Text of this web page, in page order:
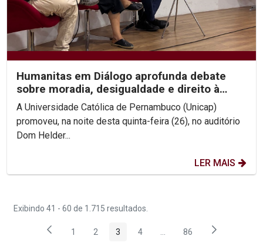
Humanitas em Diálogo aprofunda debate
sobre moradia, desigualdade e direito à
cidade
A Universidade Católica de Pernambuco (Unicap)
promoveu, na noite desta quinta-feira (26), no auditório
Dom Helder...
LER MAIS
Exibindo 41 - 60 de 1.715 resultados.
Página
1 Página
2 Página
3 Página
4 ...Páginas intermediárias
Página
86